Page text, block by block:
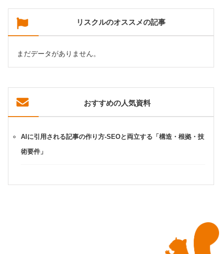
リスクルのオススメの記事
まだデータがありません。
おすすめの人気資料
AIに引用される記事の作り方-SEOと両立する「構造・根拠・技
術要件」